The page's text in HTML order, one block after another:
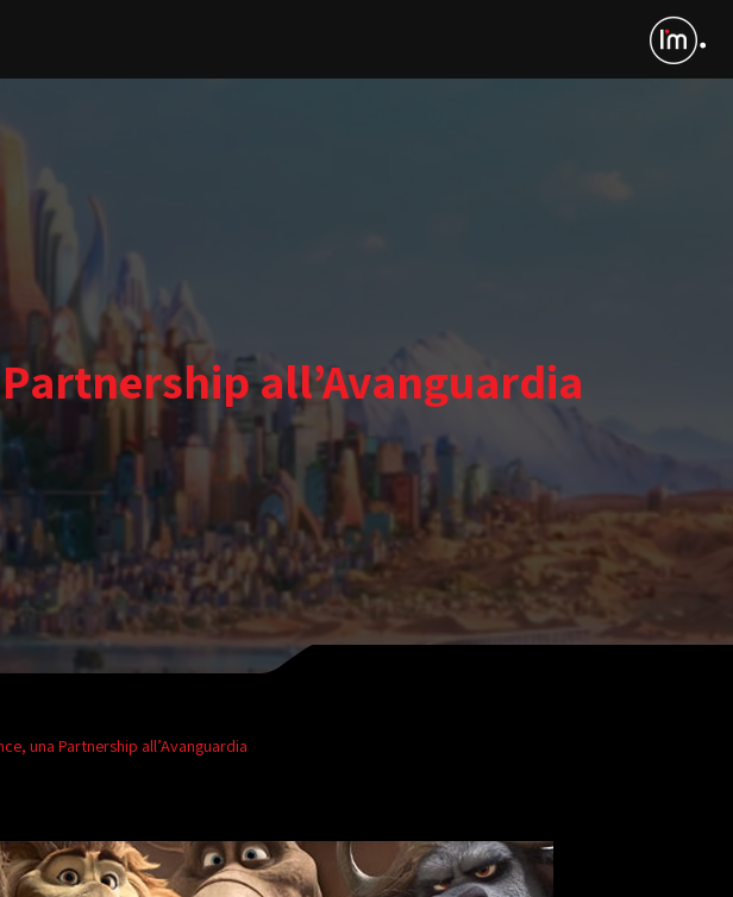
all’Avanguardia
una Partnership all’Avanguardia